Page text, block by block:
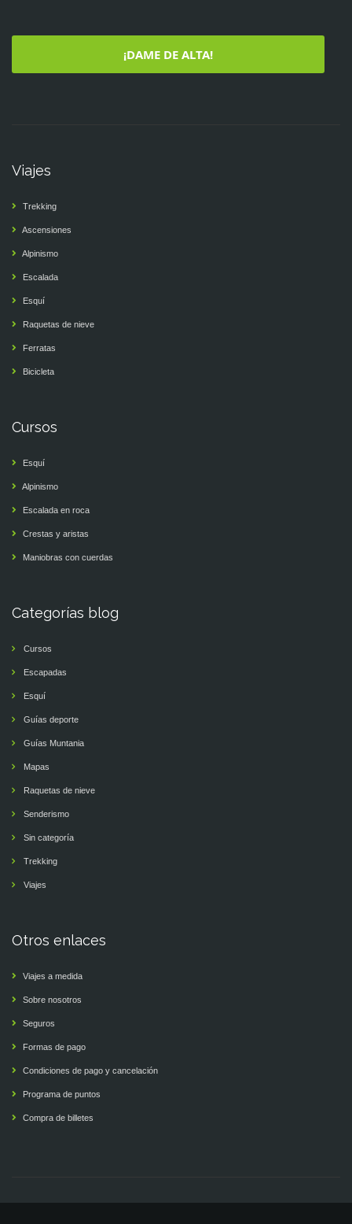
¡DAME DE ALTA!
Viajes
Trekking
Ascensiones
Alpinismo
Escalada
Esquí
Raquetas de nieve
Ferratas
Bicicleta
Cursos
Esquí
Alpinismo
Escalada en roca
Crestas y aristas
Maniobras con cuerdas
Categorías blog
Cursos
Escapadas
Esquí
Guías deporte
Guías Muntania
Mapas
Raquetas de nieve
Senderismo
Sin categoría
Trekking
Viajes
Otros enlaces
Viajes a medida
Sobre nosotros
Seguros
Formas de pago
Condiciones de pago y cancelación
Programa de puntos
Compra de billetes